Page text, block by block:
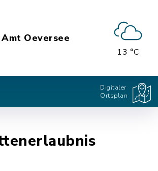
Amt Oeversee
13 °C
Digitaler
Ortsplan